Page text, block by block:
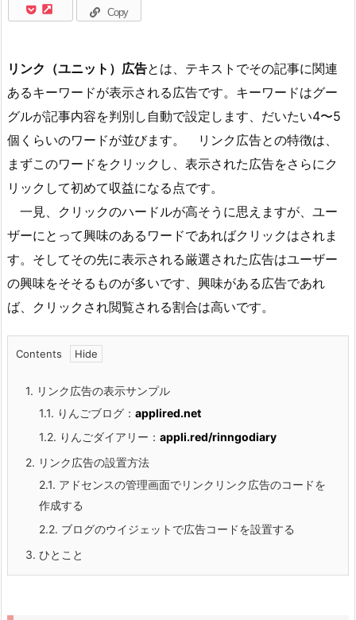
Copy
リンク（ユニット）広告とは、テキストでその記事に関連
あるキーワードが表示される広告です。キーワードはグー
グルが記事内容を判別し自動で設定します、だいたい4〜5
個くらいのワードが並びます。 リンク広告との特徴は、
まずこのワードをクリックし、表示された広告をさらにク
リックして初めて収益になる点です。
一見、クリックのハードルが高そうに思えますが、ユー
ザーにとって興味のあるワードであればクリックはされま
す。そしてその先に表示される厳選された広告はユーザー
の興味をそそるものが多いです、興味がある広告であれ
ば、クリックされ閲覧される割合は高いです。
Contents
1. リンク広告の表示サンプル
1.1. りんごブログ： applired.net
1.2. りんごダイアリー： appli.red/rinngodiary
2. リンク広告の設置方法
2.1. アドセンスの管理画面でリンクリンク広告のコードを
作成する
2.2. ブログのウイジェットで広告コードを設置する
3. ひとこと